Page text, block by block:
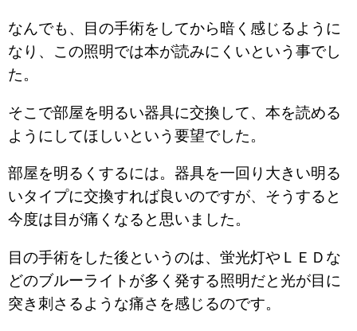
なんでも、目の手術をしてから暗く感じるように
なり、この照明では本が読みにくいという事でし
た。
そこで部屋を明るい器具に交換して、本を読める
ようにしてほしいという要望でした。
部屋を明るくするには。器具を一回り大きい明る
いタイプに交換すれば良いのですが、そうすると
今度は目が痛くなると思いました。
目の手術をした後というのは、蛍光灯やＬＥＤな
どのブルーライトが多く発する照明だと光が目に
突き刺さるような痛さを感じるのです。